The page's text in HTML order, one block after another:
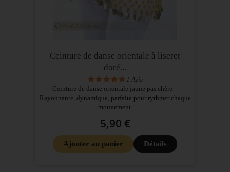
Ceinture de danse orientale à liseret
doré...
1 Avis
Ceinture de danse orientale jaune pas chère –
Rayonnante, dynamique, parfaite pour rythmer chaque
mouvement.
5,90 €
Ajouter au panier Détails